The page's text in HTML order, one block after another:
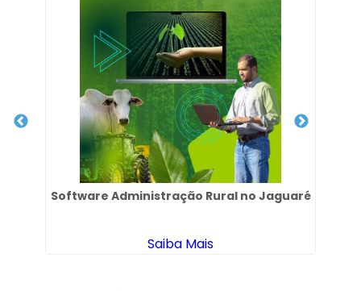
Software Administração Rural no Jaguaré
Saiba Mais